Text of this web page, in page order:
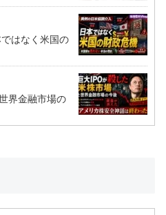
はなく米国の
界金融市場の